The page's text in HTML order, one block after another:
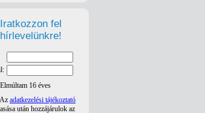
Iratkozzon fel
hírlevelünkre!